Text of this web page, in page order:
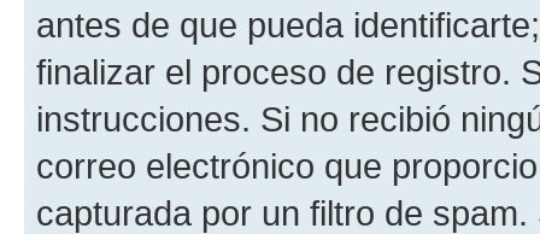
antes de que pueda
finalizar el proceso de registro.
instrucciones. Si no recibió
correo electrónico que
capturada por un filtro de